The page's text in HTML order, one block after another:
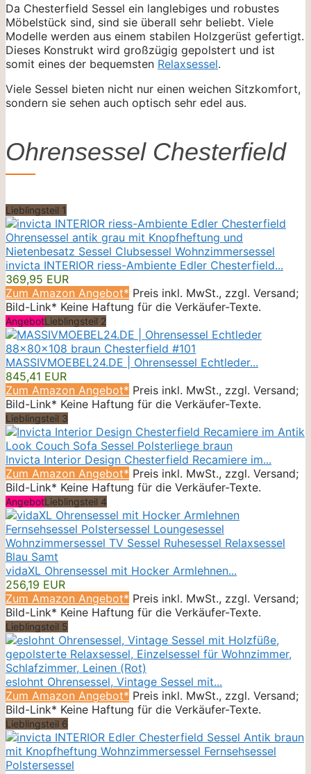
Da Chesterfield Sessel ein langlebiges und robustes
Möbelstück sind, sind sie überall sehr beliebt. Viele
Modelle werden aus einem stabilen Holzgerüst gefertigt.
Dieses Konstrukt wird großzügig gepolstert und ist
somit eines der bequemsten Relaxsessel.
Viele Sessel bieten nicht nur einen weichen Sitzkomfort,
sondern sie sehen auch optisch sehr edel aus.
Ohrensessel Chesterfield
Lieblingsteil 1
invicta INTERIOR riess-Ambiente Edler Chesterfield...
369,95 EUR
Zum Amazon Angebot* Preis inkl. MwSt., zzgl. Versand;
Bild-Link* Keine Haftung für die Verkäufer-Texte.
AngebotLieblingsteil 2
MASSIVMOEBEL24.DE | Ohrensessel Echtleder...
845,41 EUR
Zum Amazon Angebot* Preis inkl. MwSt., zzgl. Versand;
Bild-Link* Keine Haftung für die Verkäufer-Texte.
Lieblingsteil 3
Invicta Interior Design Chesterfield Recamiere im...
Zum Amazon Angebot* Preis inkl. MwSt., zzgl. Versand;
Bild-Link* Keine Haftung für die Verkäufer-Texte.
AngebotLieblingsteil 4
vidaXL Ohrensessel mit Hocker Armlehnen...
256,19 EUR
Zum Amazon Angebot* Preis inkl. MwSt., zzgl. Versand;
Bild-Link* Keine Haftung für die Verkäufer-Texte.
Lieblingsteil 5
eslohnt Ohrensessel, Vintage Sessel mit...
Zum Amazon Angebot* Preis inkl. MwSt., zzgl. Versand;
Bild-Link* Keine Haftung für die Verkäufer-Texte.
Lieblingsteil 6